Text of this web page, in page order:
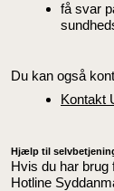
få svar
Du kan også
Kontakt
Hjælp til
Hvis du har brug
Hotline